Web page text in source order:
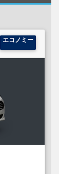
エコノミー